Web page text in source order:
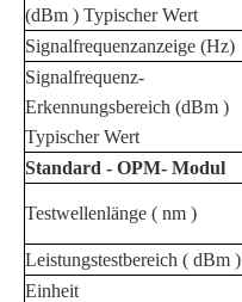
(dBm ) Typischer Wert
Signalfrequenzanzeige (Hz)
Signalfrequenz-
Erkennungsbereich (dBm )
Typischer Wert
Standard - OPM- Modul
Testwellenlänge ( nm )
Leistungstestbereich ( dBm )
Einheit